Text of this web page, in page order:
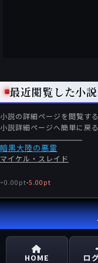
最近閲覧した小説
小説の詳細ページを閲覧す
小説詳細ページへ簡単に戻
暗黒大陸の悪霊
マイケル・スレイド
-0.00pt-5.00pt
HOME ロ